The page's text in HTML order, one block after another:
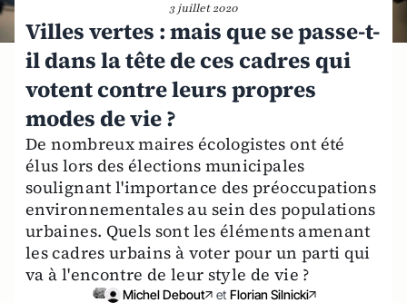
3 juillet 2020
Villes vertes : mais que se passe-t-
il dans la tête de ces cadres qui
votent contre leurs propres
modes de vie ?
De nombreux maires écologistes ont été
élus lors des élections municipales
soulignant l'importance des préoccupations
environnementales au sein des populations
urbaines. Quels sont les éléments amenant
les cadres urbains à voter pour un parti qui
va à l'encontre de leur style de vie ?
Michel Debout et Florian Silnicki